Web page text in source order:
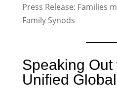
Press Release: Families
Family Synods
Speaking Out
Unified